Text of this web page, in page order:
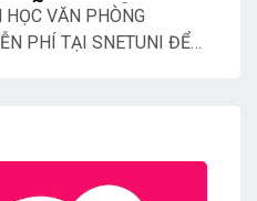
PHÍ TẠI
VĂN PHÒNG
PHÍ TẠI SNETUNI ĐỂ